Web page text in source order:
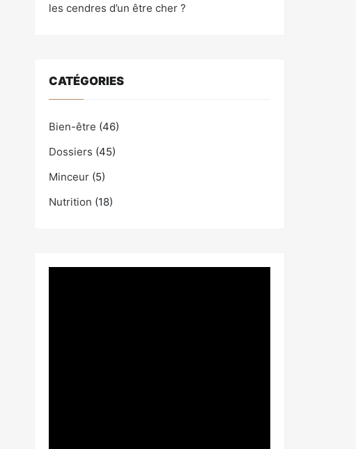
les cendres d’un être cher ?
CATÉGORIES
Bien-être (46)
Dossiers (45)
Minceur (5)
Nutrition (18)